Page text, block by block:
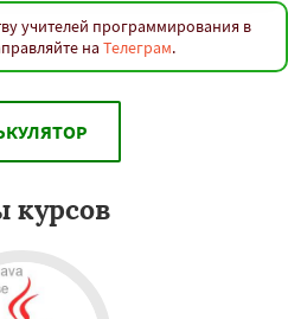
учителей программирования в
на Телеграм.
курсов